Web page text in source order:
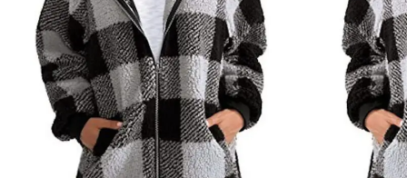
SZORTY
MODA PLAŻOWA